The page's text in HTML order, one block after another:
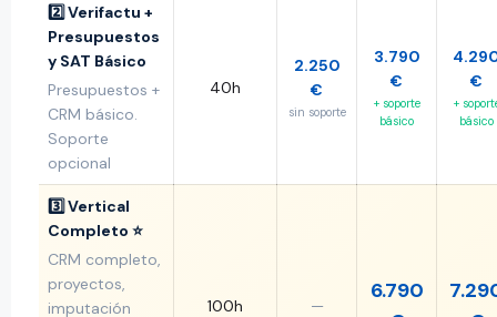
2️⃣ Verifactu +
Presupuestos
y SAT Básico
Presupuestos +
CRM básico.
Soporte
opcional
40h
2.250
€
sin soporte
3.790
€
+ soporte
básico
€
+
básico
3️⃣ Vertical
Completo ⭐
CRM completo,
proyectos,
imputación
100h —
6.790